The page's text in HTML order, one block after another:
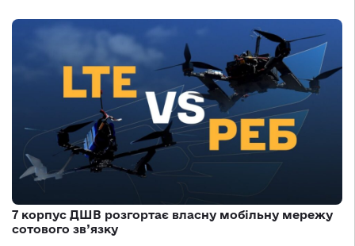
7 корпус ДШВ розгортає власну мобільну мережу
сотового зв’язку